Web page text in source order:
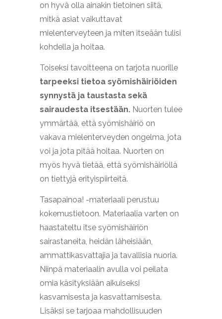
on hyvä olla ainakin tietoinen siitä,
mitkä asiat vaikuttavat
mielenterveyteen ja miten itseään tulisi
kohdella ja hoitaa.
Toiseksi tavoitteena on tarjota nuorille
tarpeeksi tietoa syömishäiriöiden
synnystä ja taustasta sekä
sairaudesta itsestään. Nuorten tulee
ymmärtää, että syömishäiriö on
vakava mielenterveyden ongelma, jota
voi ja jota pitää hoitaa. Nuorten on
myös hyvä tietää, että syömishäiriöllä
on tiettyjä erityispiirteitä.
Tasapainoa! -materiaali perustuu
kokemustietoon. Materiaalia varten on
haastateltu itse syömishäiriön
sairastaneita, heidän läheisiään,
ammattikasvattajia ja tavallisia nuoria.
Niinpä materiaalin avulla voi peilata
omia käsityksiään aikuiseksi
kasvamisesta ja kasvattamisesta.
Lisäksi se tarjoaa mahdollisuuden